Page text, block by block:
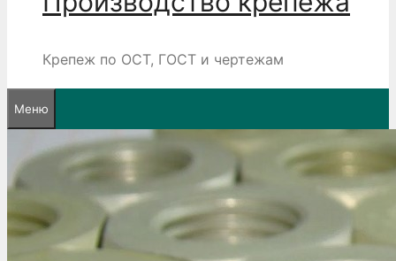
Крепеж по ОСТ, ГОСТ и чертежам
Меню